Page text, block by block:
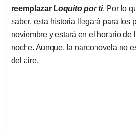
reemplazar Loquito por ti. Por lo
saber, esta historia llegará para los
noviembre y estará en el horario de
noche. Aunque, la narconovela no
del aire.